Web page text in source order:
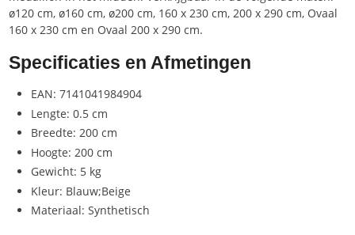
ø120 cm, ø160 cm, ø200 cm, 160 x 230 cm, 200 x 290 cm, Ovaal
160 x 230 cm en Ovaal 200 x 290 cm.
Specificaties en Afmetingen
EAN: 7141041984904
Lengte: 0.5 cm
Breedte: 200 cm
Hoogte: 200 cm
Gewicht: 5 kg
Kleur: Blauw;Beige
Materiaal: Synthetisch